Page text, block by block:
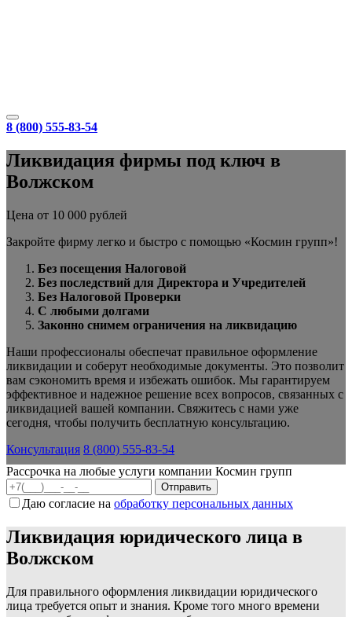
8 (800) 555-83-54
Ликвидация фирмы под ключ в
Волжском
Цена от 10 000 рублей
Закройте фирму легко и быстро с помощью «Космин групп»!
Без посещения Налоговой
Без последствий для Директора и Учредителей
Без Налоговой Проверки
С любыми долгами
Законно снимем ограничения на ликвидацию
Наши профессионалы обеспечат правильное оформление
ликвидации и соберут необходимые документы. Это позволит
вам сэкономить время и избежать ошибок. Мы гарантируем
эффективное и надежное решение всех вопросов, связанных с
ликвидацией вашей компании. Свяжитесь с нами уже
сегодня, чтобы получить бесплатную консультацию.
Консультация 8 (800) 555-83-54
Рассрочка на любые услуги компании Космин групп
Даю согласие на обработку персональных данных
Ликвидация юридического лица в
Волжском
Для правильного оформления ликвидации юридического
лица требуется опыт и знания. Кроме того много времени